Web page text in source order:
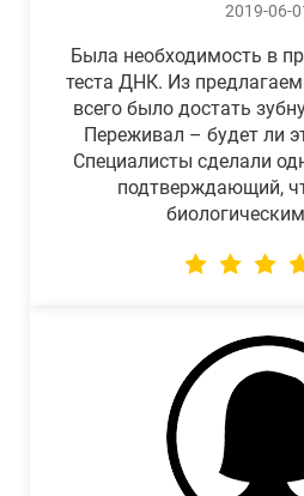
2019-06-
Была необходимость в
теста ДНК. Из
всего было достать
Переживал – будет ли
Специалисты сделали
подтверждающий,